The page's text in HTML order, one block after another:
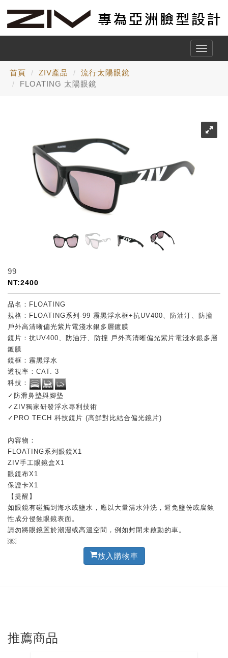
Toggle
首頁 ZIV產品
流行太陽眼鏡
FLOATING 太陽眼鏡
99
NT:2400
品名：FLOATING
規格：FLOATING系列-99 霧黑浮水框+抗UV400、防油汙、防撞
戶外高清晰偏光紫片電淺水銀多層鍍膜
鏡片：抗UV400、防油汙、防撞 戶外高清晰偏光紫片電淺水銀多層
鍍膜
鏡框：霧黑浮水
透視率：CAT. 3
科技：
✓防滑鼻墊與腳墊
✓ZIV獨家研發浮水專利技術
✓PRO TECH 科技鏡片 (高鮮對比結合偏光鏡片)
內容物：
FLOATING系列眼鏡X1
ZIV手工眼鏡盒X1
眼鏡布X1
保證卡X1
【提醒】
如眼鏡有碰觸到海水或鹽水，應以大量清水沖洗，避免鹽份或腐蝕
性成分侵蝕眼鏡表面。
請勿將眼鏡置於潮濕或高溫空間，例如封閉未啟動的車。
￼
放入購物車
推薦商品